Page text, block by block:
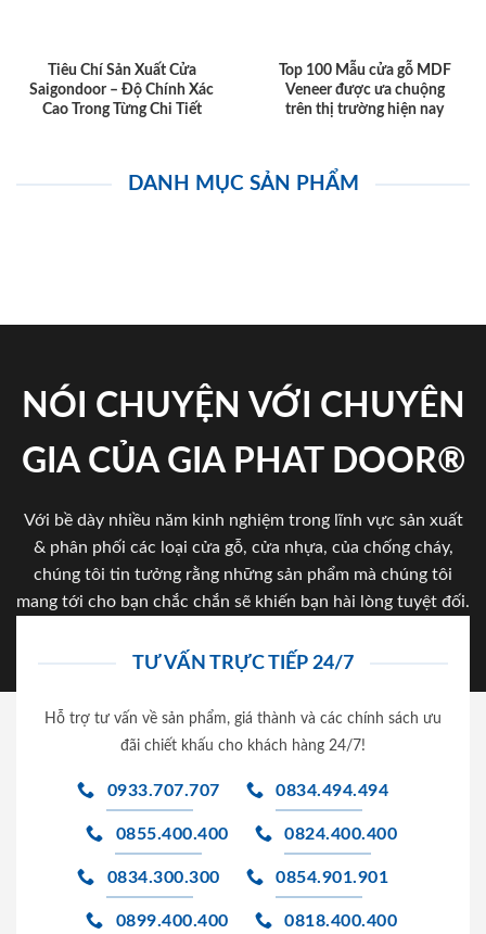
Tiêu Chí Sản Xuất Cửa
Saigondoor – Độ Chính Xác
Cao Trong Từng Chi Tiết
Top 100 Mẫu cửa gỗ MDF
Veneer được ưa chuộng
trên thị trường hiện nay
DANH MỤC SẢN PHẨM
NÓI CHUYỆN VỚI CHUYÊN
GIA CỦA GIA PHAT DOOR®
Với bề dày nhiều năm kinh nghiệm trong lĩnh vực sản xuất
& phân phối các loại cửa gỗ, cửa nhựa, của chống cháy,
chúng tôi tin tưởng rằng những sản phẩm mà chúng tôi
mang tới cho bạn chắc chắn sẽ khiến bạn hài lòng tuyệt đối.
TƯ VẤN TRỰC TIẾP 24/7
Hỗ trợ tư vấn về sản phẩm, giá thành và các chính sách ưu
đãi chiết khấu cho khách hàng 24/7!
0933.707.707 0834.494.494
0855.400.400 0824.400.400
0834.300.300 0854.901.901
0899.400.400 0818.400.400